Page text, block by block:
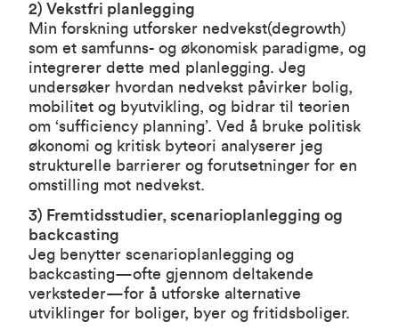
2) Vekstfri planlegging
Min forskning utforsker nedvekst(degrowth)
som et samfunns- og økonomisk paradigme, og
integrerer dette med planlegging. Jeg
undersøker hvordan nedvekst påvirker bolig,
mobilitet og byutvikling, og bidrar til teorien
om ‘sufficiency planning’. Ved å bruke politisk
økonomi og kritisk byteori analyserer jeg
strukturelle barrierer og forutsetninger for en
omstilling mot nedvekst.
3) Fremtidsstudier, scenarioplanlegging og
backcasting
Jeg benytter scenarioplanlegging og
backcasting—ofte gjennom deltakende
verksteder—for å utforske alternative
utviklinger for boliger, byer og fritidsboliger.